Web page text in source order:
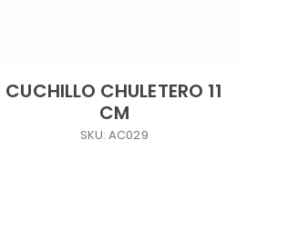
CUCHILLO CHULETERO 11
CM
SKU: AC029